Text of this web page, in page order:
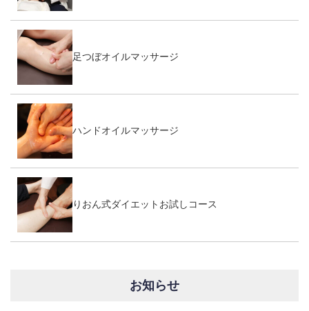
足つぼオイルマッサージ
ハンドオイルマッサージ
りおん式ダイエットお試しコース
お知らせ